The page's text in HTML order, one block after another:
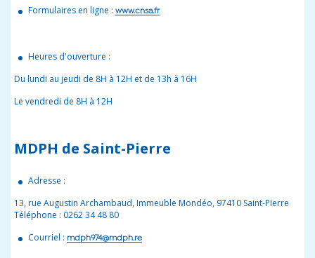
Formulaires en ligne : www.cnsa.fr
Heures d'ouverture :
Du lundi au jeudi de 8H à 12H et de 13h à 16H
Le vendredi de 8H à 12H
MDPH de Saint-Pierre
Adresse :
13, rue Augustin Archambaud, Immeuble Mondéo, 97410 Saint-Pierre
Téléphone : 0262 34 48 80
Courriel : mdph974@mdph.re